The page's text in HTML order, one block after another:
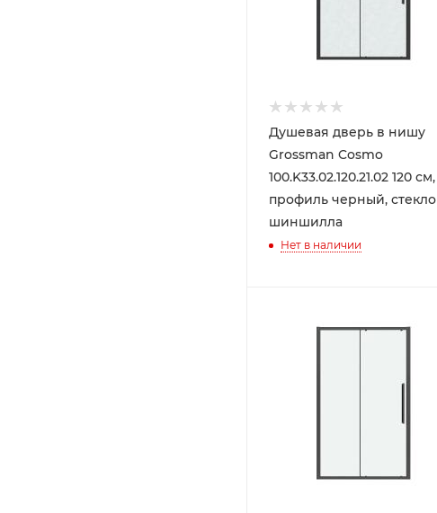
Душевая дверь в нишу
Grossman Cosmo
100.K33.02.120.21.02 120 см,
профиль черный, стекло
шиншилла
Нет в наличии